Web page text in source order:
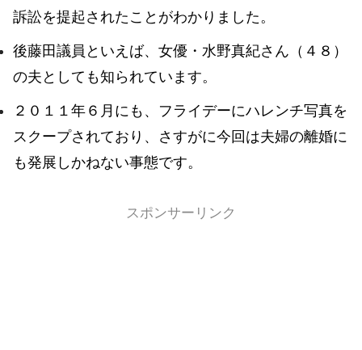
訴訟を提起されたことがわかりました。
後藤田議員といえば、女優・水野真紀さん（４８）
の夫としても知られています。
２０１１年６月にも、フライデーにハレンチ写真を
スクープされており、さすがに今回は夫婦の離婚に
も発展しかねない事態です。
スポンサーリンク